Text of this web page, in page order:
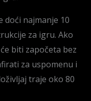
doći najmanje 10
za igru. Ako
biti započeta bez
za uspomenu i
traje oko 80